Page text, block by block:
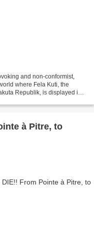
and non-conformist,
where Fela Kuti, the
Republik, is displayed in
à Pitre, to